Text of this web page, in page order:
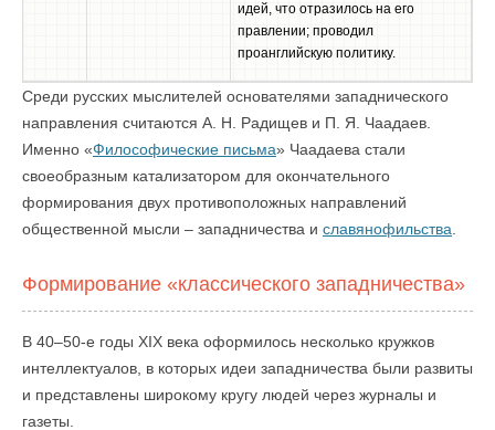
идей, что отразилось на его
правлении; проводил
проанглийскую политику.
Среди русских мыслителей основателями западнического
направления считаются А. Н. Радищев и П. Я. Чаадаев.
Именно «Философические письма» Чаадаева стали
своеобразным катализатором для окончательного
формирования двух противоположных направлений
общественной мысли – западничества и славянофильства
Формирование «классического западничества»
В 40–50-е годы XIX века оформилось несколько кружков
интеллектуалов, в которых идеи западничества были развиты
и представлены широкому кругу людей через журналы и
газеты.